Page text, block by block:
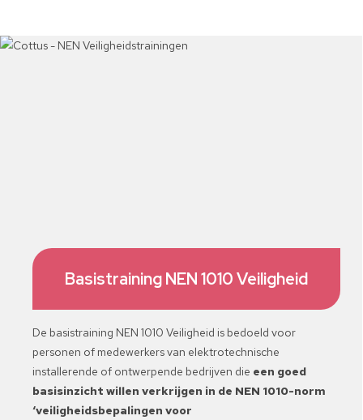
Basistraining NEN 1010 Veiligheid
De basistraining NEN 1010 Veiligheid is bedoeld voor
personen of medewerkers van elektrotechnische
installerende of ontwerpende bedrijven die een goed
basisinzicht willen verkrijgen in de NEN 1010-norm
‘veiligheidsbepalingen voor